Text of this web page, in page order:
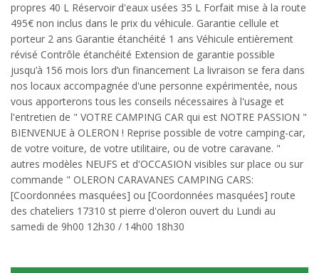
propres 40 L Réservoir d'eaux usées 35 L Forfait mise à la route
495€ non inclus dans le prix du véhicule. Garantie cellule et
porteur 2 ans Garantie étanchéité 1 ans Véhicule entièrement
révisé Contrôle étanchéité Extension de garantie possible
jusqu’à 156 mois lors d’un financement La livraison se fera dans
nos locaux accompagnée d'une personne expérimentée, nous
vous apporterons tous les conseils nécessaires à l'usage et
l'entretien de " VOTRE CAMPING CAR qui est NOTRE PASSION "
BIENVENUE à OLERON ! Reprise possible de votre camping-car,
de votre voiture, de votre utilitaire, ou de votre caravane. "
autres modèles NEUFS et d'OCCASION visibles sur place ou sur
commande " OLERON CARAVANES CAMPING CARS:
[Coordonnées masquées] ou [Coordonnées masquées] route
des chateliers 17310 st pierre d'oleron ouvert du Lundi au
samedi de 9h00 12h30 / 14h00 18h30